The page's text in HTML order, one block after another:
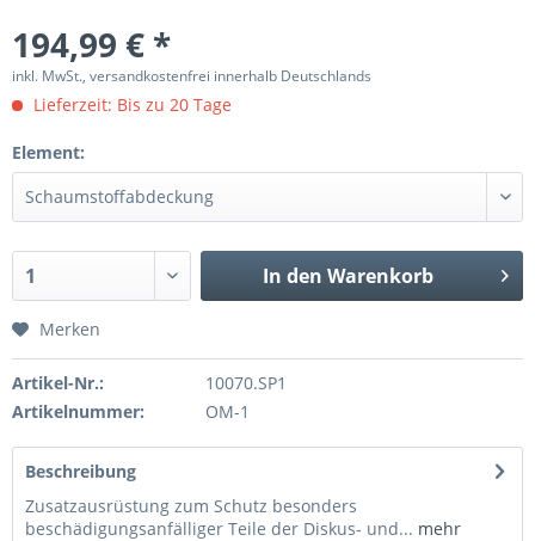
194,99 € *
inkl. MwSt., versandkostenfrei innerhalb Deutschlands
Lieferzeit: Bis zu 20 Tage
Element:
In den Warenkorb
Merken
Artikel-Nr.:
10070.SP1
Artikelnummer:
OM-1
Beschreibung
Zusatzausrüstung zum Schutz besonders
beschädigungsanfälliger Teile der Diskus- und... mehr